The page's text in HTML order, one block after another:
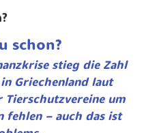
schon?
stieg die Zahl
Griechenland laut
Tierschutzvereine um
fehlen – auch das ist